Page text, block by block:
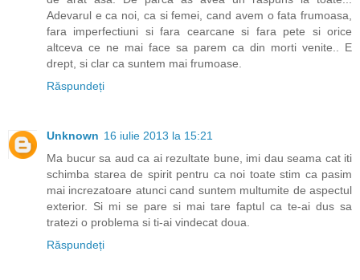
Adevarul e ca noi, ca si femei, cand avem o fata frumoasa,
fara imperfectiuni si fara cearcane si fara pete si orice
altceva ce ne mai face sa parem ca din morti venite.. E
drept, si clar ca suntem mai frumoase.
Răspundeți
Unknown 16 iulie 2013 la 15:21
Ma bucur sa aud ca ai rezultate bune, imi dau seama cat iti
schimba starea de spirit pentru ca noi toate stim ca pasim
mai increzatoare atunci cand suntem multumite de aspectul
exterior. Si mi se pare si mai tare faptul ca te-ai dus sa
tratezi o problema si ti-ai vindecat doua.
Răspundeți